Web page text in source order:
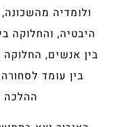
ולומדיה
היבטיה, והחלוקה
בין אנשים, החלוקה
בין עומד
ההלכה